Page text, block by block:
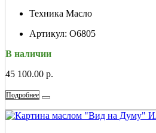
Техника Масло
Артикул: О6805
В наличии
45 100.00 р.
Подробнее